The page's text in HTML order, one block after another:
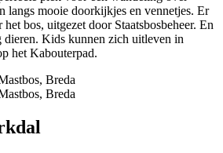
langs mooie doorkijkjes en vennetjes. Er
bos, uitgezet door Staatsbosbeheer. En
Kids kunnen zich uitleven in
het Kabouterpad.